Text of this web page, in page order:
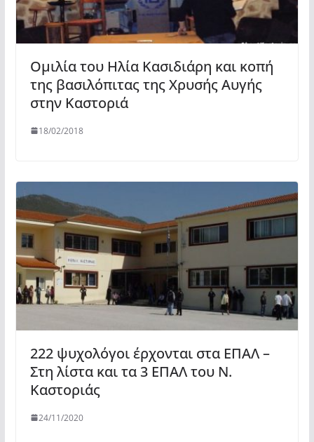
Ομιλία του Ηλία Κασιδιάρη και κοπή
της βασιλόπιτας της Χρυσής Αυγής
στην Καστοριά
18/02/2018
222 ψυχολόγοι έρχονται στα ΕΠΑΛ –
Στη λίστα και τα 3 ΕΠΑΛ του Ν.
Καστοριάς
24/11/2020